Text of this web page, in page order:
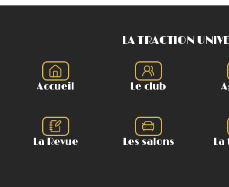
LA TRACTION
Accueil Le club
La Revue Les salons La